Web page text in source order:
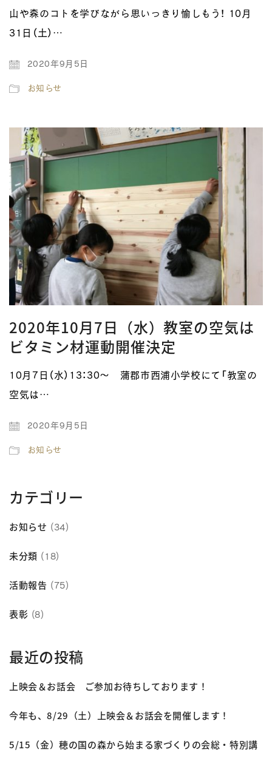
山や森のコトを学びながら思いっきり愉しもう！ 10月
31日（土）…
2020年9月5日
お知らせ
2020年10月7日（水）教室の空気は
ビタミン材運動開催決定
10月7日（水）13：30～ 蒲郡市西浦小学校にて「教室の
空気は…
2020年9月5日
お知らせ
カテゴリー
お知らせ (34)
未分類 (18)
活動報告 (75)
表彰 (8)
最近の投稿
上映会＆お話会 ご参加お待ちしております！
今年も、8/29（土）上映会＆お話会を開催します！
5/15（金）穂の国の森から始まる家づくりの会総・特別講